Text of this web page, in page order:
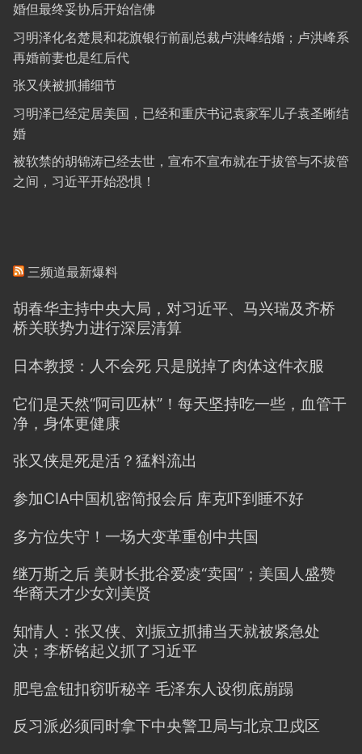
婚但最终妥协后开始信佛
习明泽化名楚晨和花旗银行前副总裁卢洪峰结婚；卢洪峰系
再婚前妻也是红后代
张又侠被抓捕细节
习明泽已经定居美国，已经和重庆书记袁家军儿子袁圣晰结
婚
被软禁的胡锦涛已经去世，宣布不宣布就在于拔管与不拔管
之间，习近平开始恐惧！
三频道最新爆料
胡春华主持中央大局，对习近平、马兴瑞及齐桥
桥关联势力进行深层清算
日本教授：人不会死 只是脱掉了肉体这件衣服
它们是天然“阿司匹林”！每天坚持吃一些，血管干
净，身体更健康
张又侠是死是活？猛料流出
参加CIA中国机密简报会后 库克吓到睡不好
多方位失守！一场大变革重创中共国
继万斯之后 美财长批谷爱凌“卖国”；美国人盛赞
华裔天才少女刘美贤
知情人：张又侠、刘振立抓捕当天就被紧急处
决；李桥铭起义抓了习近平
肥皂盒钮扣窃听秘辛 毛泽东人设彻底崩蹋
反习派必须同时拿下中央警卫局与北京卫戍区